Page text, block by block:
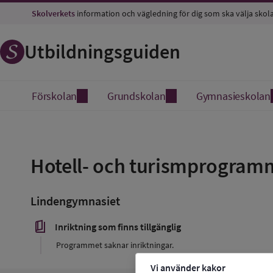
Vi använder kakor
Skolverkets information och vägledning för dig som ska välja
Utbildningsguiden
Förskolan Grundskolan Gymnasieskolan
Hotell- och
favorit
Lindengymnasiet
book_5 Inriktning som finns tillgänglig
Programmet saknar inriktningar.